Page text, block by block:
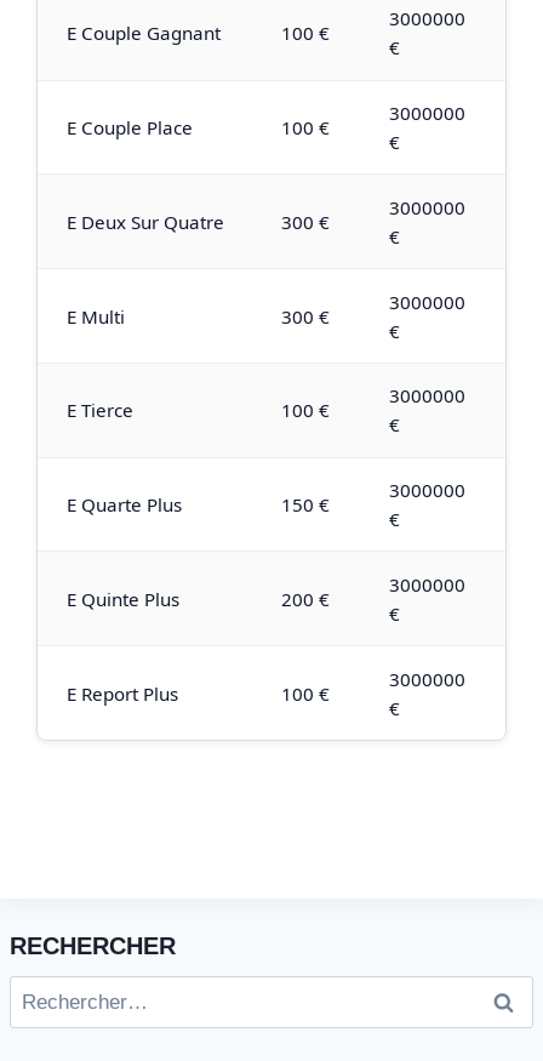
E Couple Gagnant 100 €
3000000
€
E Couple Place 100 €
3000000
€
E Deux Sur Quatre 300 €
3000000
€
E Multi 300 €
3000000
€
E Tierce 100 €
3000000
€
E Quarte Plus 150 €
3000000
€
E Quinte Plus 200 €
3000000
€
E Report Plus 100 €
3000000
€
RECHERCHER
Rechercher :